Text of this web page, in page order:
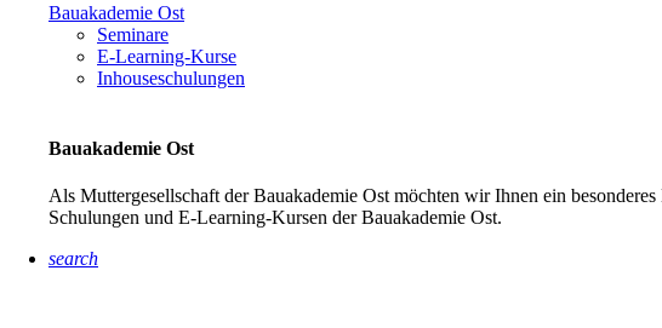
Bauakademie Ost
Seminare
E-Learning-Kurse
Inhouseschulungen
Bauakademie Ost
Als Muttergesellschaft der Bauakademie Ost möchten wir Ihnen ein
Schulungen und E-Learning-Kursen der Bauakademie Ost.
search